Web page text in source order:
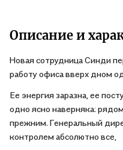
Описание и
Новая сотрудница Синди
работу офиса вверх дном
Ее энергия заразна, ее
одно ясно наверняка:
прежним. Генеральный
контролем абсолютно все,